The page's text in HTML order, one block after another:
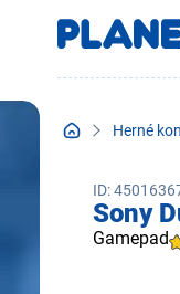
Herné
ID:
Sony
Gamepad